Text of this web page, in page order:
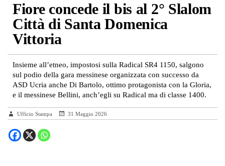
Fiore concede il bis al 2° Slalom
Città di Santa Domenica
Vittoria
Insieme all’etneo, impostosi sulla Radical SR4 1150, salgono
sul podio della gara messinese organizzata con successo da
ASD Ucria anche Di Bartolo, ottimo protagonista con la Gloria,
e il messinese Bellini, anch’egli su Radical ma di classe 1400.
Ufficio Stampa 31 Maggio 2026